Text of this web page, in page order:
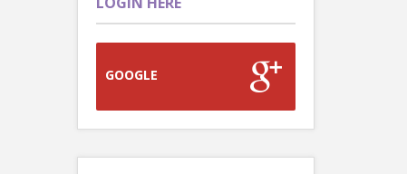
GOOGLE